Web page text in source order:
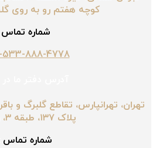
کوچه هفتم رو به روی
شماره
533-888-4778
تهران، تهرانپارس، تقاطع گلبرگ و
پلاک ۱۳۷، طبقه ۳، واحد ۷
شماره تماس